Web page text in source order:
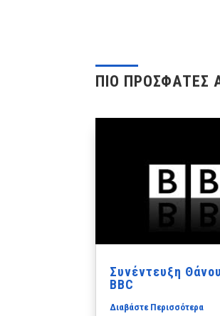
ΠΙΟ ΠΡΟΣΦΑΤΕΣ
Συνέντευξη
BBC
Διαβάστε Περισσότερα